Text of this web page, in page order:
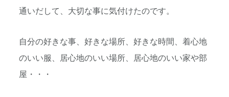
通いだして、大切な事に気付けたのです。
自分の好きな事、好きな場所、好きな時間、着心地
のいい服、居心地のいい場所、居心地のいい家や部
屋・・・